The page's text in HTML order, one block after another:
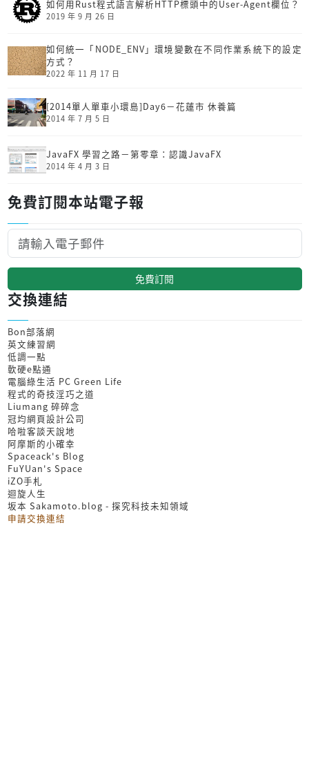
如何用Rust程式語言解析HTTP標頭中的User-Agent欄位？
2019 年 9 月 26 日
如何統一「NODE_ENV」環境變數在不同作業系統下的設定
方式？
2022 年 11 月 17 日
[2014單人單車小環島]Day6－花蓮市 休養篇
2014 年 7 月 5 日
JavaFX 學習之路－第零章：認識JavaFX
2014 年 4 月 3 日
免費訂閱本站電子報
免費訂閱
交換連結
Bon部落網
英文練習網
低調一點
軟硬e點通
電腦綠生活 PC Green Life
程式的奇技淫巧之道
Liumang 碎碎念
冠均網頁設計公司
哈啦客談天說地
阿摩斯的小確幸
Spaceack's Blog
FuYUan's Space
iZO手札
迴旋人生
坂本 Sakamoto.blog - 探究科技未知領域
申請交換連結